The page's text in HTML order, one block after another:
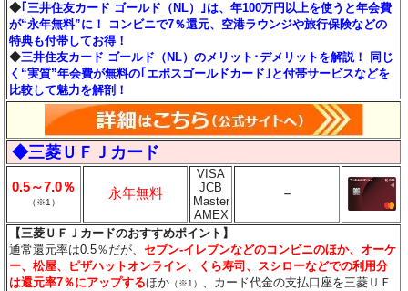
◆｢三井住友カード ゴールド（NL）｣は、年100万円以上を使うと年会費
が“永年無料”に！ コンビニで7％還元、空港ラウンジや旅行保険などの
特典も付帯してお得！
◆三井住友カード ゴールド（NL）のメリット･デメリットを解説！ 同じ
く“実質”年会費が無料の｢エポスゴールドカード｣と付帯サービスなどを
比較して魅力を解剖！
◆三菱ＵＦＪカード
0.5～7.0％
（※1）
永年無料
VISA
JCB
Master
AMEX
－
【三菱ＵＦＪカードのおすすめポイント】
通常還元率は0.5％だが、セブン‐イレブンなどのコンビニのほか、オーケ
ー、松屋、ピザハットオンライン、くら寿司、スシローなどでの利用分
は還元率7％にアップするほか （※1） 、カード代金の支払口座を三菱ＵＦ